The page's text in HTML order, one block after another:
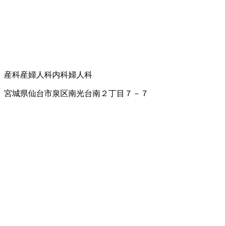
産科産婦人科内科婦人科
宮城県仙台市泉区南光台南２丁目７－７